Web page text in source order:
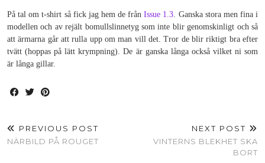
På tal om t-shirt så fick jag hem de frånIssue 1.3. Ganska stora men fina i
modellen och av rejält bomullslinnetyg som inte blir genomskinligt och så
att ärmarna går att rulla upp om man vill det. Tror de blir riktigt bra efter
tvätt (hoppas på lätt krympning). De är ganska långa också vilket ni som
är långa gillar.
PREVIOUS POST
NÄRBILD PÅ ROUGET
NEXT POST
VINTERNS BLEKHET SKA
BORT